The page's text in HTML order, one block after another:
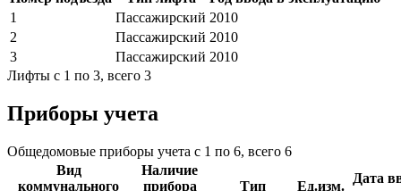
1
Пассажирский 2010
2
Пассажирский 2010
3
Пассажирский 2010
Лифты с 1 по 3, всего 3
Приборы учета
Общедомовые приборы учета с 1 по 6, всего 6
Вид
коммунального
Наличие
прибора
Тип Ед.изм.
Дата